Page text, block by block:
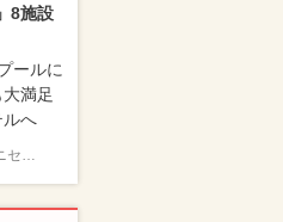
8施設
ールに
満足
ルへ
町